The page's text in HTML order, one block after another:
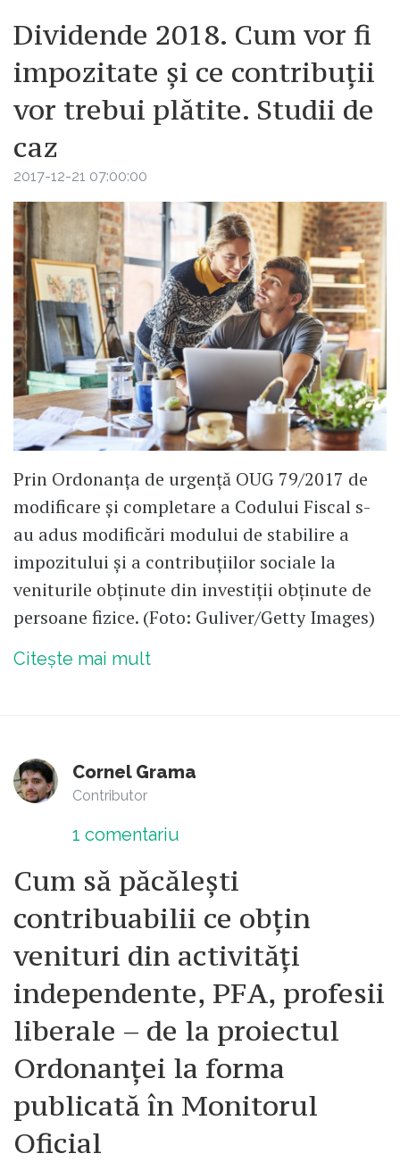
Dividende 2018. Cum vor fi
impozitate și ce contribuții
vor trebui plătite. Studii de
caz
2017-12-21 07:00:00
Prin Ordonanța de urgență OUG 79/2017 de
modificare și completare a Codului Fiscal s-
au adus modificări modului de stabilire a
impozitului și a contribuțiilor sociale la
veniturile obținute din investiții obținute de
persoane fizice. (Foto: Guliver/Getty Images)
Citește mai mult
Cornel Grama
Contributor
1 comentariu
Cum să păcălești
contribuabilii ce obțin
venituri din activități
independente, PFA, profesii
liberale – de la proiectul
Ordonanței la forma
publicată în Monitorul
Oficial